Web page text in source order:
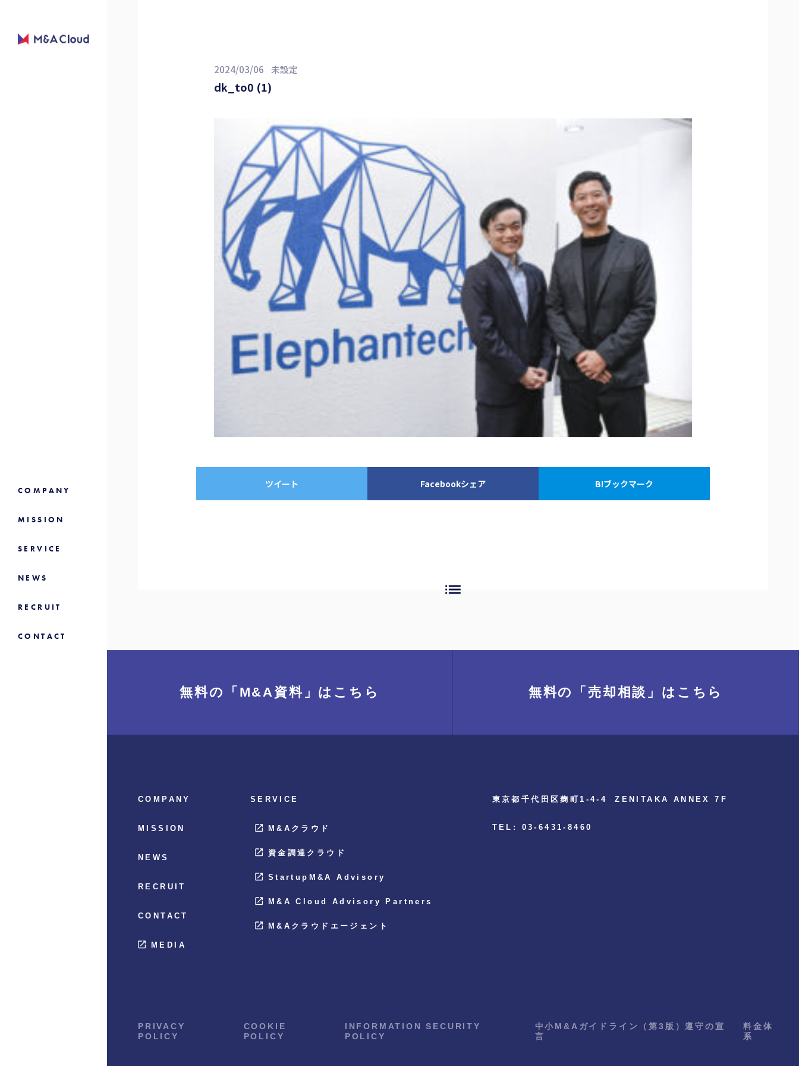
2024/03/06 未設定
dk_to0 (1)
ツイート Facebookシェア B!ブックマーク
list
無料の「M&A資料」 はこちら 無料の「売却相談」 はこちら
COMPANY
MISSION
NEWS
RECRUIT
CONTACT
MEDIA
SERVICE
M&Aクラウド
資金調達クラウド
StartupM&A Advisory
M&A Cloud Advisory Partners
M&Aクラウドエージェント
東京都千代田区麹町1-4-4 ZENITAKA ANNEX 7F
TEL: 03-6431-8460
PRIVACY
POLICY
COOKIE
POLICY
INFORMATION SECURITY
POLICY
中小M&Aガイドライン（第3版）遵守の宣
言
料金体
系
COMPANY
MISSION
SERVICE
NEWS
RECRUIT
CONTACT